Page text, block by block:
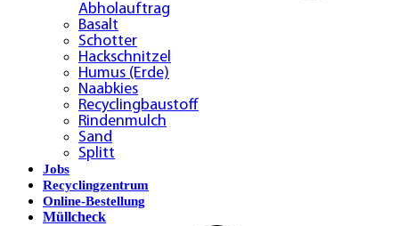
Abholauftrag
Basalt
Schotter
Hackschnitzel
Humus (Erde)
Naabkies
Recyclingbaustoff
Rindenmulch
Sand
Splitt
Jobs
Recyclingzentrum
Online-Bestellung
Müllcheck